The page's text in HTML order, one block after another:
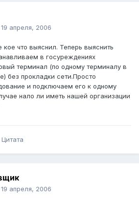
19 апреля, 2006
что выяснил. Теперь выяснить
в госуреждениях
терминал (по одному терминалу в
без прокладки сети.Просто
и подключаем его к одному
нало ли иметь нашей организации
Цитата
19 апреля, 2006